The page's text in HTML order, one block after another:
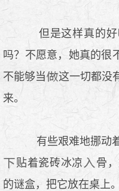
但是这样真的好
吗？不愿意，她真的很
不能够当
这一切都没
来。
有些艰难地挪动
贴着瓷砖冰凉
骨
的谜盒，把它放在桌上。